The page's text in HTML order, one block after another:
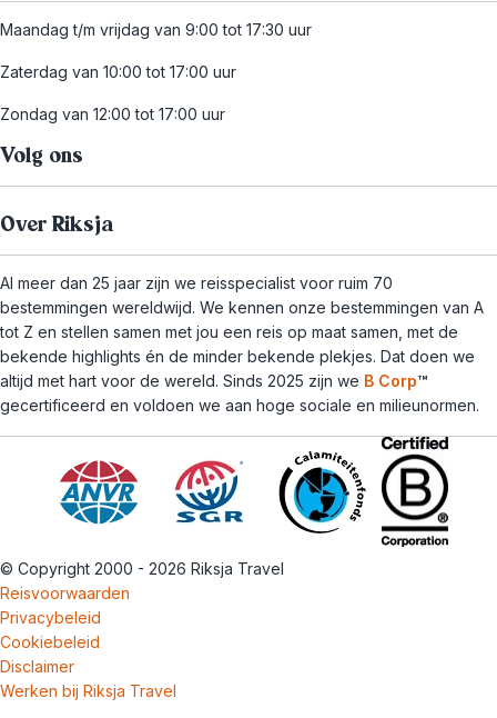
Maandag t/m vrijdag van 9:00 tot 17:30 uur
Zaterdag van 10:00 tot 17:00 uur
Zondag van 12:00 tot 17:00 uur
Volg ons
Over Riksja
Al meer dan 25 jaar zijn we reisspecialist voor ruim 70
bestemmingen wereldwijd. We kennen onze bestemmingen van A
tot Z en stellen samen met jou een reis op maat samen, met de
bekende highlights én de minder bekende plekjes. Dat doen we
altijd met hart voor de wereld. Sinds 2025 zijn we B Corp™
gecertificeerd en voldoen we aan hoge sociale en milieunormen.
© Copyright 2000 - 2026 Riksja Travel
Reisvoorwaarden
Privacybeleid
Cookiebeleid
Disclaimer
Werken bij Riksja Travel